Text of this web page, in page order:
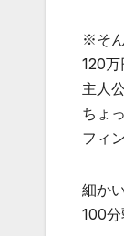
※そ
120万
主人
ちょ
フィ
細か
100分